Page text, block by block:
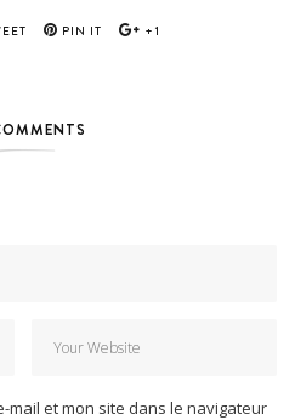
PIN IT +1
mail et mon site dans le navigateur